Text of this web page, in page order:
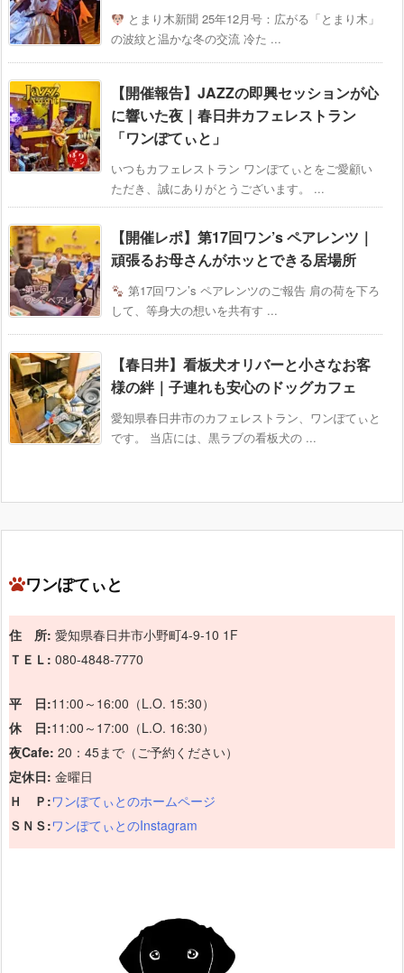
とまり木新聞 25年12月号：広がる「とまり木」
の波紋と温かな冬の交流 冷た ...
【開催報告】JAZZの即興セッションが心
に響いた夜｜春日井カフェレストラン
「ワンぽてぃと」
いつもカフェレストラン ワンぽてぃとをご愛顧い
ただき、誠にありがとうございます。 ...
【開催レポ】第17回ワン’s ペアレンツ｜
頑張るお母さんがホッとできる居場所
第17回ワン’s ペアレンツのご報告 肩の荷を下ろ
して、等身大の想いを共有す ...
【春日井】看板犬オリバーと小さなお客
様の絆｜子連れも安心のドッグカフェ
愛知県春日井市のカフェレストラン、ワンぽてぃと
です。 当店には、黒ラブの看板犬の ...
ワンぽてぃと
住 所: 愛知県春日井市小野町4-9-10 1F
ＴＥＬ: 080-4848-7770
平 日:11:00～16:00（L.O. 15:30）
休 日:11:00～17:00（L.O. 16:30）
夜Cafe: 20：45まで（ご予約ください）
定休日: 金曜日
Ｈ Ｐ:ワンぽてぃとのホームページ
ＳＮＳ:ワンぽてぃとのInstagram